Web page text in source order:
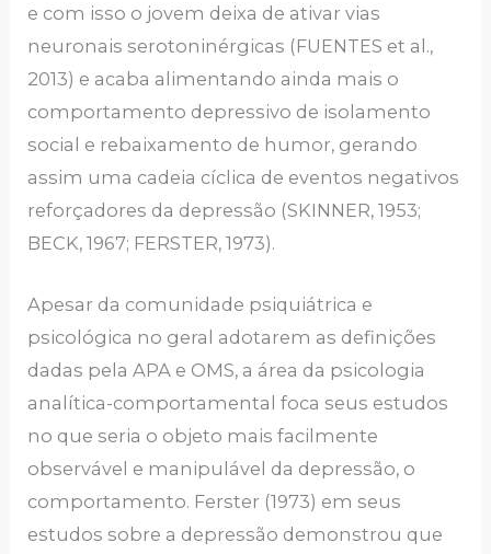
e com isso o jovem deixa de ativar vias
neuronais serotoninérgicas (FUENTES et al.,
2013) e acaba alimentando ainda mais o
comportamento depressivo de isolamento
social e rebaixamento de humor, gerando
assim uma cadeia cíclica de eventos negativos
reforçadores da depressão (SKINNER, 1953;
BECK, 1967; FERSTER, 1973).
Apesar da comunidade psiquiátrica e
psicológica no geral adotarem as definições
dadas pela APA e OMS, a área da psicologia
analítica-comportamental foca seus estudos
no que seria o objeto mais facilmente
observável e manipulável da depressão, o
comportamento. Ferster (1973) em seus
estudos sobre a depressão demonstrou que